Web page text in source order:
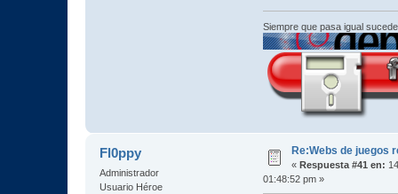
Siempre que pasa igual
Fl0ppy
Administrador
Usuario Héroe
Re:Webs de juegos
« Respuesta #41 en:
01:48:52 pm »